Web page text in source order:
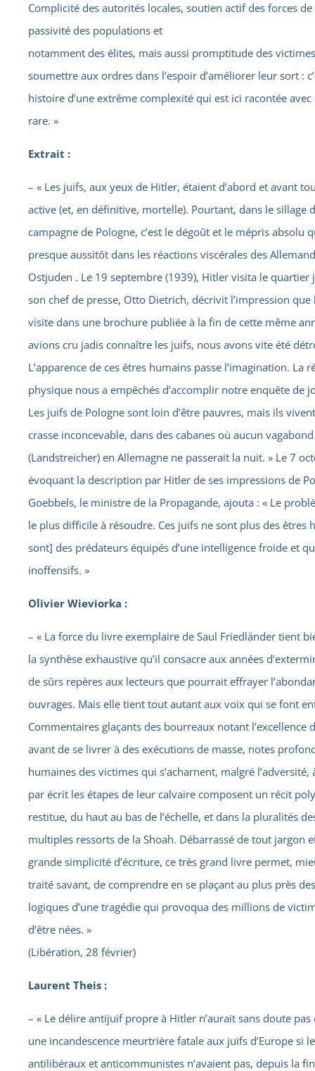
Complicité des autorités locales, soutien actif des forces
passivité des populations et
notamment des élites, mais aussi promptitude des
soumettre aux ordres dans l’espoir d’améliorer leur sort :
histoire d’une extrême complexité qui est ici racontée
rare. »
Extrait :
– « Les juifs, aux yeux de Hitler, étaient d’abord et avant
active (et, en définitive, mortelle). Pourtant, dans le sillage
campagne de Pologne, c’est le dégoût et le mépris absolu
presque aussitôt dans les réactions viscérales des
Ostjuden . Le 19 septembre (1939), Hitler visita le quartier
son chef de presse, Otto Dietrich, décrivit l’impression
visite dans une brochure publiée à la fin de cette même
avions cru jadis connaître les juifs, nous avons vite été
L’apparence de ces êtres humains passe l’imagination. La
physique nous a empêchés d’accomplir notre enquête de
Les juifs de Pologne sont loin d’être pauvres, mais ils
crasse inconcevable, dans des cabanes où aucun vagabond
(Landstreicher) en Allemagne ne passerait la nuit. » Le 7
évoquant la description par Hitler de ses impressions de
Goebbels, le ministre de la Propagande, ajouta : « Le
le plus difficile à résoudre. Ces juifs ne sont plus des êtres
sont] des prédateurs équipés d’une intelligence froide et
inoffensifs. »
Olivier Wieviorka :
– « La force du livre exemplaire de Saul Friedländer tient
la synthèse exhaustive qu’il consacre aux années
de sûrs repères aux lecteurs que pourrait effrayer
ouvrages. Mais elle tient tout autant aux voix qui se font
Commentaires glaçants des bourreaux notant l’excellence
avant de se livrer à des exécutions de masse, notes
humaines des victimes qui s’acharnent, malgré l’adversité,
par écrit les étapes de leur calvaire composent un récit
restitue, du haut au bas de l’échelle, et dans la pluralités
multiples ressorts de la Shoah. Débarrassé de tout jargon
grande simplicité d’écriture, ce très grand livre permet,
traité savant, de comprendre en se plaçant au plus près
logiques d’une tragédie qui provoqua des millions de
d’être nées. »
(Libération, 28 février)
Laurent Theis :
– « Le délire antijuif propre à Hitler n’aurait sans doute pas
une incandescence meurtrière fatale aux juifs d’Europe si
antilibéraux et anticommunistes n’avaient pas, depuis la